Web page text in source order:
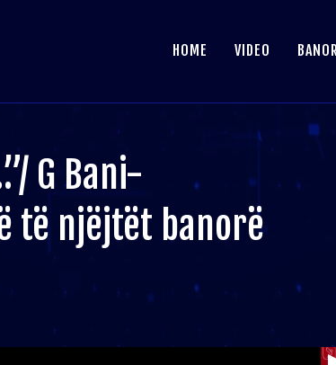
HOME VIDEO
G Bani-
të njëjtët banorë